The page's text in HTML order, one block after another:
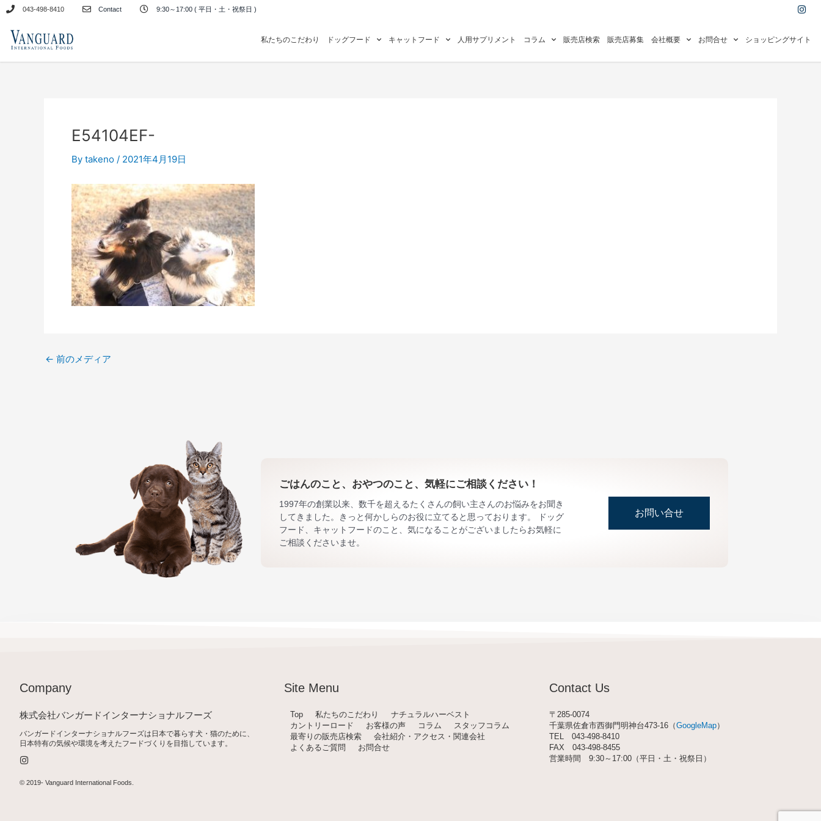
キ
043-498-8410 Contact 9:30～17:00 ( 平日・土・祝祭日 ) I
n
a
r
私たちのこだわり ドッグフード キャットフード 人用サプリメント コラム 販売店検索 販売店募集 会社概要 お問合せ ショッピングサイト
E54104EF-
By takeno / 2021年4月19日
← 前のメディア
ごはんのこと、おやつのこと、気軽にご相談ください！
1997年の創業以来、数千を超えるたくさんの飼い主さんのお悩みをお聞き
してきました。きっと何かしらのお役に立てると思っております。 ドッグ
フード、キャットフードのこと、気になることがございましたらお気軽に
ご相談くださいませ。
お問い合せ
Company
株式会社バンガードインターナショナルフーズ
バンガードインターナショナルフーズは日本で暮らす犬・猫のために、
日本特有の気候や環境を考えたフードづくりを目指しています。
n
t
a
© 2019- Vanguard International Foods
Site Menu
Top 私たちのこだわり
ナチュラルハーベスト
カントリーロード
お客様の声 コラム
スタッフコラム
最寄りの販売店検索
会社紹介・アクセス・関連会社
よくあるご質問
お問合せ
Contact Us
〒285-0074
千葉県佐倉市西御門明神台473-16（GoogleMap）
TEL 043-498-8410
FAX 043-498-8455
営業時間 9:30～17:00（平日・土・祝祭日）